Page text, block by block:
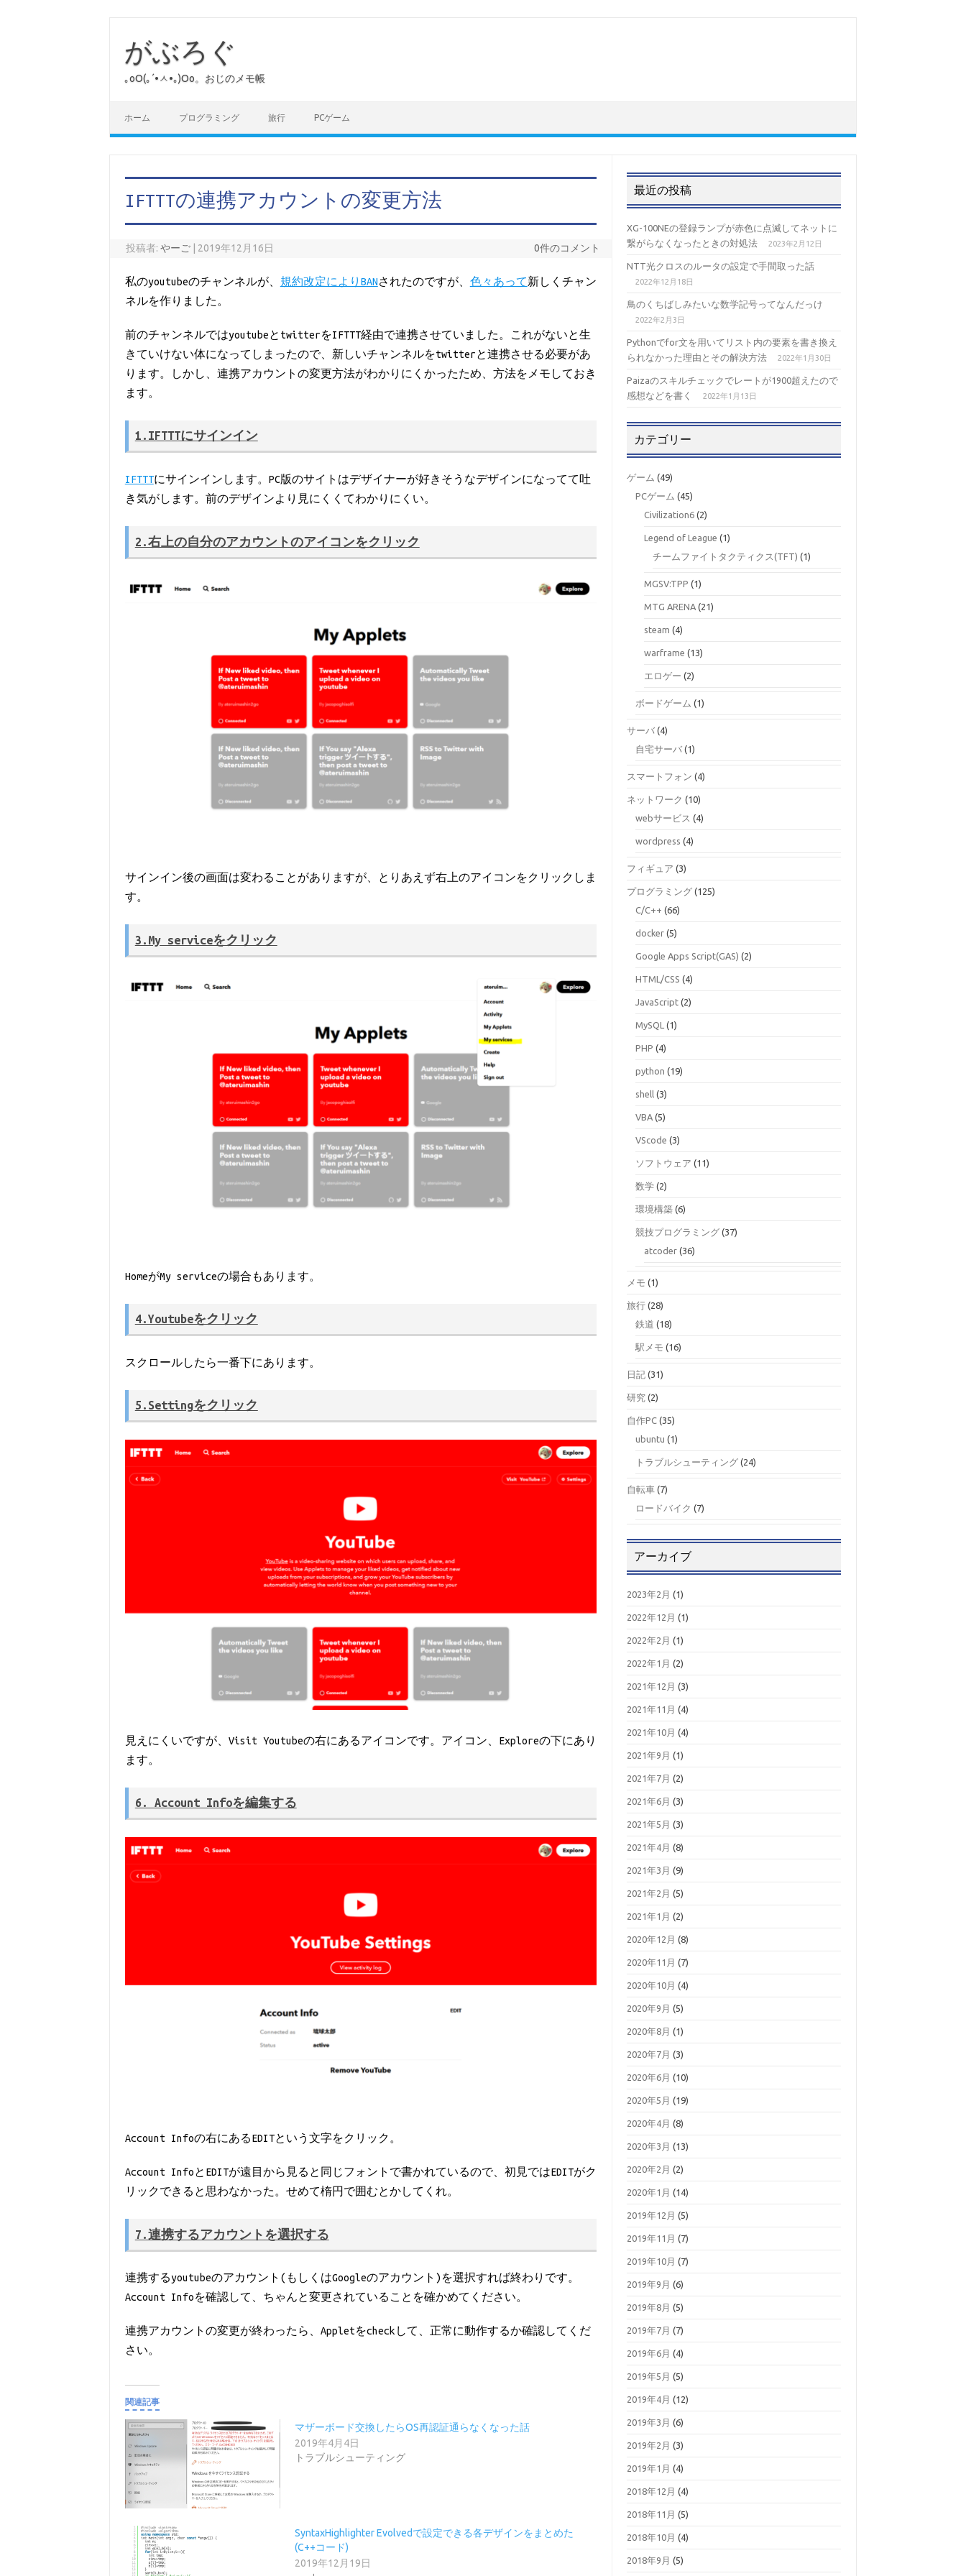
がぶろぐ
｡оО(｡´•ㅅ•｡)Оо。おじのメモ帳
ホーム プログラミング 旅行 PCゲーム
IFTTTの連携アカウントの変更方法
投稿者:やーご 2019年12月16日 0件のコメント
私のyoutubeのチャンネルが、 規約改定によりBANされたのですが、 色々あって新しくチャン
ネルを作りました。
前のチャンネルではyoutubeとtwitterをIFTTT経由で連携させていました。これがないと生
きていけない体になってしまったので、新しいチャンネルをtwitterと連携させる必要があ
ります。しかし、連携アカウントの変更方法がわかりにくかったため、方法をメモしておき
ます。
1.IFTTTにサインイン
IFTTTにサインインします。PC版のサイトはデザイナーが好きそうなデザインになってて吐
き気がします。前のデザインより見にくくてわかりにくい。
2.右上の自分のアカウントのアイコンをクリック
サインイン後の画面は変わることがありますが、とりあえず右上のアイコンをクリックしま
す。
3.My serviceをクリック
HomeがMy serviceの場合もあります。
4.Youtubeをクリック
スクロールしたら一番下にあります。
5.Settingをクリック
見えにくいですが、Visit Youtubeの右にあるアイコンです。アイコン、Exploreの下にあり
ます。
6. Account Infoを編集する
Account Infoの右にあるEDITという文字をクリック。
Account InfoとEDITが遠目から見ると同じフォントで書かれているので、初見ではEDITがク
リックできると思わなかった。せめて楕円で囲むとかしてくれ。
7.連携するアカウントを選択する
連携するyoutubeのアカウント(もしくはGoogleのアカウント)を選択すれば終わりです。
Account Infoを確認して、ちゃんと変更されていることを確かめてください。
連携アカウントの変更が終わったら、Appletをcheckして、正常に動作するか確認してくだ
さい。
関連記事
マザーボード交換したらOS再認証通らなくなった話
2019年4月4日
トラブルシューティング
SyntaxHighlighter Evolvedで設定できる各デザインをまとめた
(C++コード)
2019年12月19日
最近の投稿
XG-100NEの登録ランプが赤色に点滅してネットに
繋がらなくなったときの対処法
2023年2月12日
NTT光クロスのルータの設定で手間取った話
2022年12月18日
鳥のくちばしみたいな数学記号ってなんだっけ
2022年2月3日
Pythonでfor文を用いてリスト内の要素を書き換え
られなかった理由とその解決方法
2022年1月30日
Paizaのスキルチェックでレートが1900超えたので
感想などを書く
2022年1月13日
カテゴリー
ゲーム (49)
PCゲーム (45)
Civilization6 (2)
Legend of League (1)
チームファイトタクティクス(TFT) (1)
MGSV:TPP (1)
MTG ARENA (21)
steam (4)
warframe (13)
エロゲー (2)
ボードゲーム (1)
サーバ (4)
自宅サーバ (1)
スマートフォン (4)
ネットワーク (10)
webサービス (4)
wordpress (4)
フィギュア (3)
プログラミング (125)
C/C++ (66)
docker (5)
Google Apps Script(GAS) (2)
HTML/CSS (4)
JavaScript (2)
MySQL (1)
PHP (4)
python (19)
shell (3)
VBA (5)
VScode (3)
ソフトウェア (11)
数学 (2)
環境構築 (6)
競技プログラミング (37)
atcoder (36)
メモ (1)
旅行 (28)
鉄道 (18)
駅メモ (16)
日記 (31)
研究 (2)
自作PC (35)
ubuntu (1)
トラブルシューティング (24)
自転車 (7)
ロードバイク (7)
アーカイブ
2023年2月 (1)
2022年12月 (1)
2022年2月 (1)
2022年1月 (2)
2021年12月 (3)
2021年11月 (4)
2021年10月 (4)
2021年9月 (1)
2021年7月 (2)
2021年6月 (3)
2021年5月 (3)
2021年4月 (8)
2021年3月 (9)
2021年2月 (5)
2021年1月 (2)
2020年12月 (8)
2020年11月 (7)
2020年10月 (4)
2020年9月 (5)
2020年8月 (1)
2020年7月 (3)
2020年6月 (10)
2020年5月 (19)
2020年4月 (8)
2020年3月 (13)
2020年2月 (2)
2020年1月 (14)
2019年12月 (5)
2019年11月 (7)
2019年10月 (7)
2019年9月 (6)
2019年8月 (5)
2019年7月 (7)
2019年6月 (4)
2019年5月 (5)
2019年4月 (12)
2019年3月 (6)
2019年2月 (3)
2019年1月 (4)
2018年12月 (4)
2018年11月 (5)
2018年10月 (4)
2018年9月 (5)